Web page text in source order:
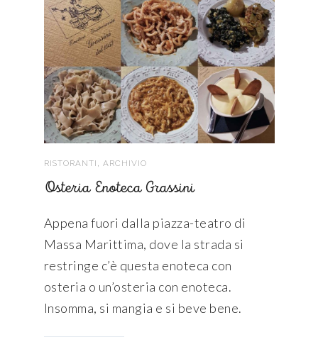
RISTORANTI ARCHIVIO
Osteria Enoteca Grassini
Appena fuori dalla piazza-teatro di
Massa Marittima, dove la strada si
restringe c’è questa enoteca con
osteria o un’osteria con enoteca.
Insomma, si mangia e si beve bene.